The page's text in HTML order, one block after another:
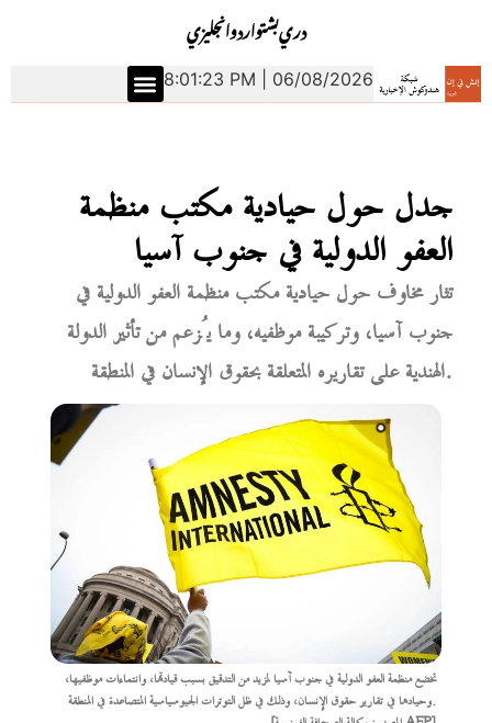
انجليزياردوبشتودري
8:01:24 PM | 06/08/2026
جدل حول حيادية مكتب منظمة
العفو الدولية في جنوب آسيا
تثار مخاوف حول حيادية مكتب منظمة العفو الدولية في
جنوب آسيا، وتركيبة موظفيه، وما يُزعم من تأثير الدولة
الهندية على تقاريره المتعلقة بحقوق الإنسان في المنطقة.
تخضع منظمة العفو الدولية في جنوب آسيا لمزيد من التدقيق بسبب قيادتها، وانتماءات موظفيها،
وحيادها في تقارير حقوق الإنسان، وذلك في ظل التوترات الجيوسياسية المتصاعدة في المنطقة.